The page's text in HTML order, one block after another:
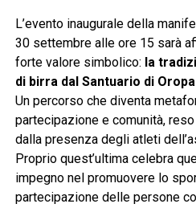
L’evento inaugurale della
30 settembre alle ore 15 sarà
forte valore simbolico: la
di birra dal Santuario di
Un percorso che diventa
partecipazione e comunità,
dalla presenza degli atleti
Proprio quest’ultima celebra
impegno nel promuovere lo
partecipazione delle persone